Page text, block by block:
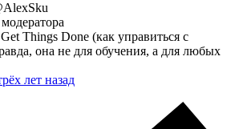
Things Done (как управиться с
она не для обучения, а для любых
лет назад